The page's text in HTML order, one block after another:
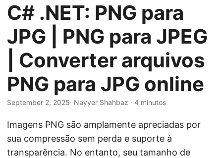
a
n
e
g
a
ç
ã
o
C# .NET: PNG para
JPG | PNG para JPEG
| Converter arquivos
PNG para JPG online
September 2, 2025· Nayyer Shahbaz · 4 minutos
Imagens PNG são amplamente apreciadas por
sua compressão sem perda e suporte à
transparência. No entanto, seu tamanho de